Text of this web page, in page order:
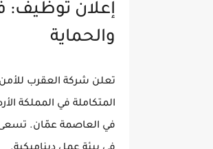
إعلان توظيف:
والحماية
المتكاملة في المملكة
في العاصمة عمّان. تسعى